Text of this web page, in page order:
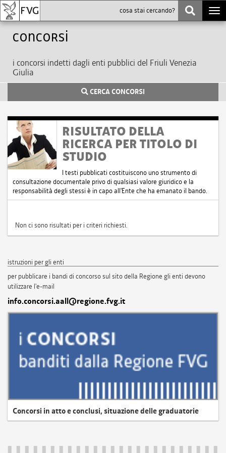
Concorsi
i concorsi indetti dagli enti pubblici del Friuli Venezia
Giulia
CERCA CONCORSI
RISULTATO DELLA
RICERCA PER TITOLO DI
STUDIO
I testi pubblicati costituiscono uno strumento di
consultazione documentale privo di qualsiasi valore giuridico e la
responsabilità degli stessi è in capo all'Ente che ha emanato il bando.
Non ci sono risultati per i criteri richiesti.
istruzioni per gli enti
per pubblicare i bandi di concorso sul sito della Regione gli enti devono
utilizzare l'e-mail
info.concorsi.aall@regione.fvg.it
Concorsi in atto e conclusi, situazione delle graduatorie